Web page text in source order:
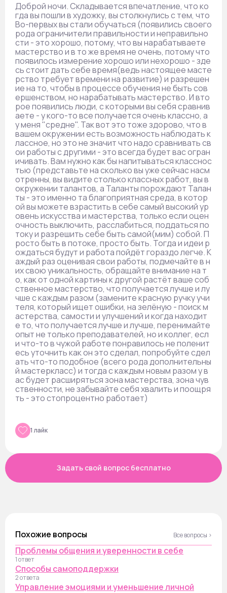
Доброй ночи. Складывается впечатление, что ко
гда вы пошли в художку, вы столкнулись с тем, что
Во-первых вы стали обучаться (появились своего
рода ограничители правильности и неправильно
сти - это хорошо, потому, что вы нарабатываете
мастерство и в то же время не очень, потому что
появилось измерение хорошо или нехорошо - зде
сь стоит дать себе время(ведь настоящее масте
рство требует времени на развитие) и разрешен
ие на то, чтобы в процессе обучения не быть сов
ершенством, но нарабатывать мастерство. И вто
рое появились люди, с которыми вы себя сравнив
аете - у кого-то все получается очень классно, а
у меня "средне". Так вот это тоже здорово, что в
вашем окружении есть возможность наблюдать к
лассное, но это не значит что надо сравнивать св
ои работы с другими - это всегда будет вас огран
ичивать. Вам нужно как бы напитываться класснос
тью (представьте на сколько вы уже сейчас насм
отренны, вы видите столько классных работ, вы в
окружении талантов, а Таланты порождают Талан
ты - это именно та благоприятная среда, в котор
ой вы можете взрастить в себе самый высокий ур
овень искусства и мастерства, только если оцен
очность выключить, расслабиться, поддаться по
току и разрешить себе быть самой(мим) собой. П
росто быть в потоке, просто быть. Тогда и идеи р
ождаться будут и работа пойдёт гораздо легче. К
аждый раз оценивая свои работы, подмечайте в н
их свою уникальность, обращайте внимание на т
о, как от одной картины к другой растёт ваше соб
ственное мастерство, что получается лучше и лу
чше с каждым разом (замените красную ручку учи
теля, который ищет ошибки, на зелёную - поиск м
астерства, самости и улучшений и когда находит
е то, что получается лучше и лучше, перенимайте
опыт не только преподавателей, но и коллег, есл
и что-то в чужой работе понравилось не поленит
есь уточнить как он это сделал, попробуйте сдел
ать что-то подобное (всего рода дополнительны
й мастеркласс) и тогда с каждым новым разом у в
ас будет расширяться зона мастерства, зона чув
ственности, не забывайте себя хвалить и поощря
ть - это стопроцентно работает)
1 лайк
Задать свой вопрос бесплатно
Похожие вопросы Все вопросы ›
Проблемы общения и уверенности в себе
1 ответ
Способы самоподдержки
2 ответа
Управление эмоциями и уменьшение личной